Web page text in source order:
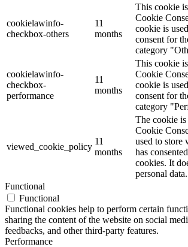
cookielawinfo-
checkbox-others
11
months
This cookie
Cookie
cookie is
consent for
category
cookielawinfo-
checkbox-
performance
11
months
This cookie
Cookie
cookie is
consent for
category
viewed_cookie_policy
11
months
The cookie
Cookie
used to store
has
cookies. It
personal data.
Functional
Functional
Functional cookies help to perform certain
sharing the content of the website on social
feedbacks, and other third-party features.
Performance